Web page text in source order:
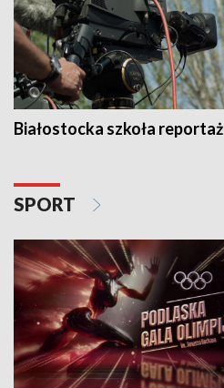
Białostocka szkoła
SPORT